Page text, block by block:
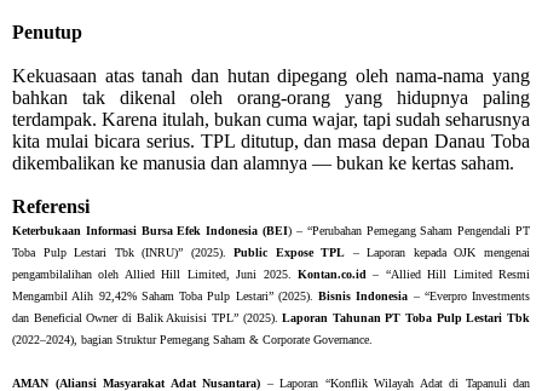
Penutup
Kekuasaan atas tanah dan hutan dipegang oleh nama-nama yang
bahkan tak dikenal oleh orang-orang yang hidupnya paling
terdampak. Karena itulah, bukan cuma wajar, tapi sudah seharusnya
kita mulai bicara serius. TPL ditutup, dan masa depan Danau Toba
dikembalikan ke manusia dan alamnya — bukan ke kertas saham.
Referensi
Keterbukaan Informasi Bursa Efek Indonesia (BEI) – “Perubahan Pemegang Saham Pengendali PT
Toba Pulp Lestari Tbk (INRU)” (2025).Public Expose TPL – Laporan kepada OJK mengenai
pengambilalihan oleh Allied Hill Limited, Juni 2025. Kontan.co.id – “Allied Hill Limited Resmi
Mengambil Alih 92,42% Saham Toba Pulp Lestari” (2025). Bisnis Indonesia – “Everpro Investments
dan Beneficial Owner di Balik Akuisisi TPL” (2025).Laporan Tahunan PT Toba Pulp Lestari Tbk
(2022–2024), bagian Struktur Pemegang Saham & Corporate Governance.
AMAN (Aliansi Masyarakat Adat Nusantara) – Laporan “Konflik Wilayah Adat di Tapanuli dan